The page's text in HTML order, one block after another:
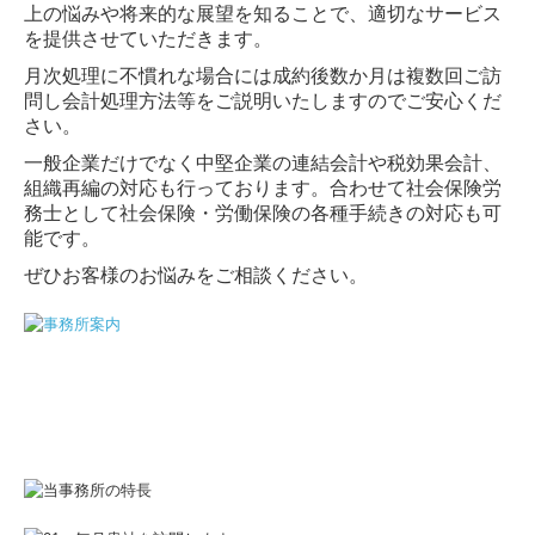
上の悩みや将来的な展望を知ることで、適切なサービス
を提供させていただきます。
月次処理に不慣れな場合には成約後数か月は複数回ご訪
問し会計処理方法等をご説明いたしますのでご安心くだ
さい。
一般企業だけでなく中堅企業の連結会計や税効果会計、
組織再編の対応も行っております。合わせて社会保険労
務士として社会保険・労働保険の各種手続きの対応も可
能です。
ぜひお客様のお悩みをご相談ください。